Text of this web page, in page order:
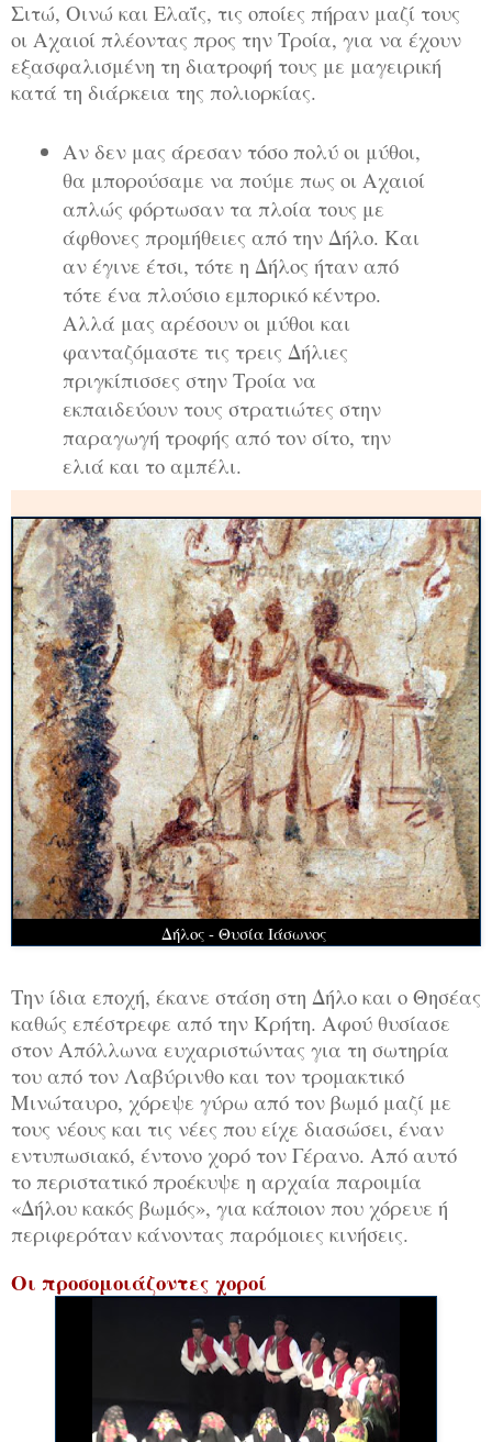
Σιτώ, Οινώ και Ελαΐς, τις οποίες πήραν μαζί τους
οι Αχαιοί πλέοντας προς την Τροία, για να έχουν
εξασφαλισμένη τη διατροφή τους με μαγειρική
κατά τη διάρκεια της πολιορκίας.
Αν δεν μας άρεσαν τόσο πολύ οι μύθοι,
θα μπορούσαμε να πούμε πως οι Αχαιοί
απλώς φόρτωσαν τα πλοία τους με
άφθονες προμήθειες από την Δήλο. Και
αν έγινε έτσι, τότε η Δήλος ήταν από
τότε ένα πλούσιο εμπορικό κέντρο.
Αλλά μας αρέσουν οι μύθοι και
φανταζόμαστε τις τρεις Δήλιες
πριγκίπισσες στην Τροία να
εκπαιδεύουν τους στρατιώτες στην
παραγωγή τροφής από τον σίτο, την
ελιά και το αμπέλι.
Δήλος - Θυσία Ιάσωνος
Την ίδια εποχή, έκανε στάση στη Δήλο και ο Θησέας
καθώς επέστρεφε από την Κρήτη. Αφού θυσίασε
στον Απόλλωνα ευχαριστώντας για τη σωτηρία
του από τον Λαβύρινθο και τον τρομακτικό
Μινώταυρο, χόρεψε γύρω από τον βωμό μαζί με
τους νέους και τις νέες που είχε διασώσει, έναν
εντυπωσιακό, έντονο χορό τον Γέρανο. Από αυτό
το περιστατικό προέκυψε η αρχαία παροιμία
«Δήλου κακός βωμός», για κάποιον που χόρευε ή
περιφερόταν κάνοντας παρόμοιες κινήσεις.
Οι προσομοιάζοντες χοροί